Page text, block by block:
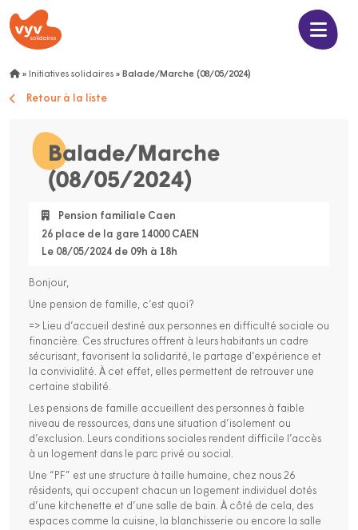
» Initiatives solidaires » Balade/Marche (08/05/2024)
Retour à la liste
Balade/Marche
(08/05/2024)
Pension familiale Caen
26 place de la gare 14000 CAEN
Le 08/05/2024 de 09h à 18h
Bonjour,
Une pension de famille, c’est quoi?
=> Lieu d’accueil destiné aux personnes en difficulté sociale ou
financière. Ces structures offrent à leurs habitants un cadre
sécurisant, favorisent la solidarité, le partage d’expérience et
la convivialité. À cet effet, elles permettent de retrouver une
certaine stabilité.
Les pensions de famille accueillent des personnes à faible
niveau de ressources, dans une situation d’isolement ou
d’exclusion. Leurs conditions sociales rendent difficile l’accès
à un logement dans le parc privé ou social.
Une “PF” est une structure à taille humaine, chez nous 26
résidents, qui occupent chacun un logement individuel dotés
d’une kitchenette et d’une salle de bain. À côté de cela, des
espaces comme la cuisine, la blanchisserie ou encore la salle